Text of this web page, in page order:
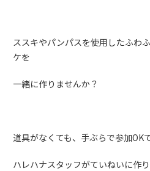
ススキやパンパスを使用したふわ
ケを
一緒に作りませんか？
道具がなくても、手ぶらで参加OKで
ハレハナスタッフがていねいに作